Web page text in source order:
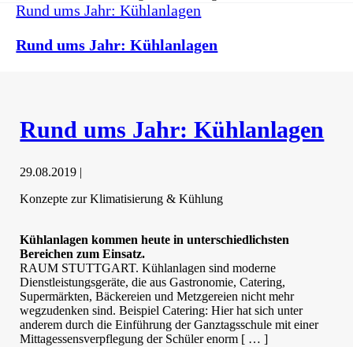
Rund ums Jahr: Kühlanlagen
Rund ums Jahr: Kühlanlagen
Rund ums Jahr: Kühlanlagen
29.08.2019 |
Konzepte zur Klimatisierung & Kühlung
Kühlanlagen kommen heute in unterschiedlichsten
Bereichen zum Einsatz.
RAUM STUTTGART. Kühlanlagen sind moderne
Dienstleistungsgeräte, die aus Gastronomie, Catering,
Supermärkten, Bäckereien und Metzgereien nicht mehr
wegzudenken sind. Beispiel Catering: Hier hat sich unter
anderem durch die Einführung der Ganztagsschule mit einer
Mittagessensverpflegung der Schüler enorm [ … ]